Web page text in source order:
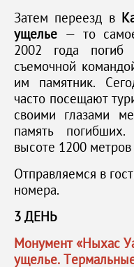
Затем переезд в
ущелье — то
2002 года погиб
съемочной
им памятник.
часто посещают
своими глазами
память
высоте 1200
Отправляемся в
номера.
3 ДЕНЬ
Монумент «Ныхас
ущелье.